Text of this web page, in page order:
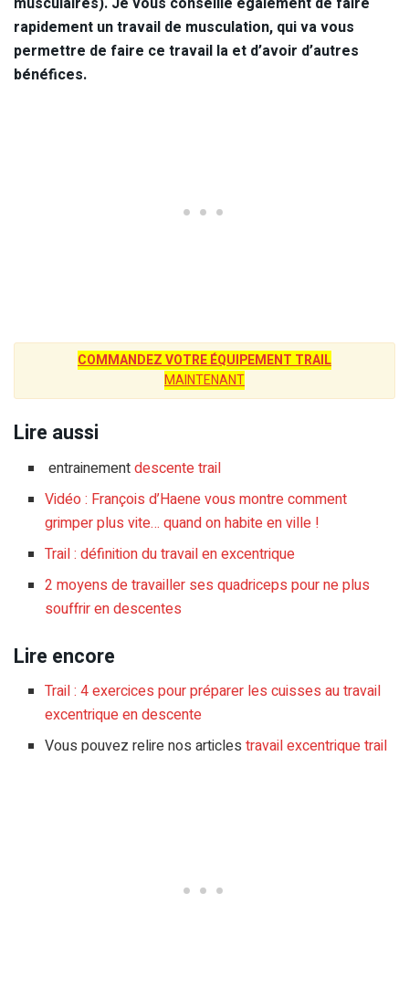
rapidement un travail de musculation, qui va vous
permettre de faire ce travail la et d’avoir d’autres
bénéfices.
COMMANDEZ VOTRE ÉQUIPEMENT TRAIL
MAINTENANT
Lire aussi
entrainementdescente trail
Vidéo : François d’Haene vous montre comment
grimper plus vite… quand on habite en ville !
Trail : définition du travail en excentrique
2 moyens de travailler ses quadriceps pour ne plus
souffrir en descentes
Lire encore
Trail : 4 exercices pour préparer les cuisses au travail
excentrique en descente
Vous pouvez relire nos articlestravail excentrique trail